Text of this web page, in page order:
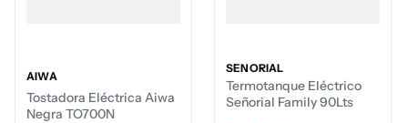
AIWA
Tostadora Eléctrica Aiwa
Negra TO700N
SEÑORIAL
Termotanque Eléctrico
Señorial Family 90Lts